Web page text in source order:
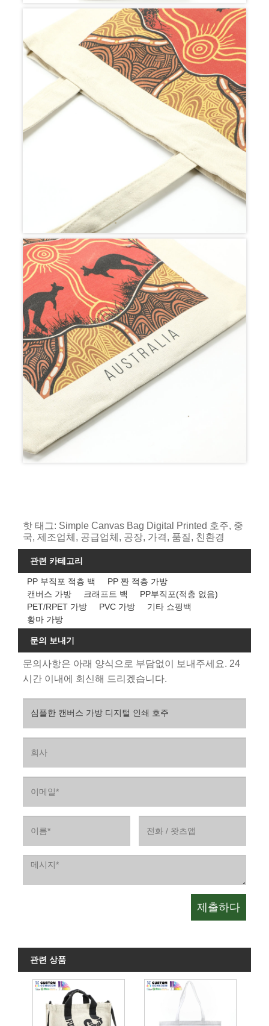
핫 태그: Simple Canvas Bag Digital Printed 호주, 중
국, 제조업체, 공급업체, 공장, 가격, 품질, 친환경
관련 카테고리
PP 부직포 적층 백
PP 짠 적층 가방
캔버스 가방
크래프트 백
PP부직포(적층 없음)
PET/RPET 가방
PVC 가방
기타 쇼핑백
황마 가방
문의 보내기
문의사항은 아래 양식으로 부담없이 보내주세요. 24
시간 이내에 회신해 드리겠습니다.
관련 상품